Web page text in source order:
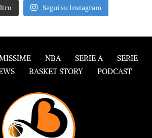
Segui su Instagram
NBA SERIE A
SERIE
BASKET STORY PODCAST